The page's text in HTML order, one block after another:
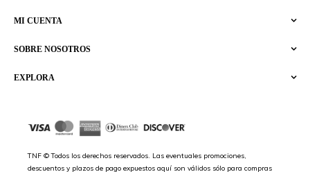
EXPLORA
SOBRE NOSOTROS
MI CUENTA
TNF © Todos los derechos reservados. Las eventuales promociones,
descuentos y plazos de pago expuestos aquí son válidos sólo para compras